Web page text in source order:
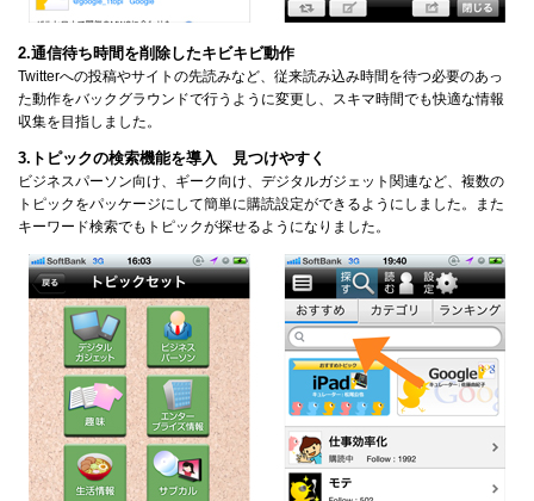
2.通信待ち時間を削除したキビキビ動作
Twitterへの投稿やサイトの先読みなど、従来読み込み時間を待つ必要のあっ
た動作をバックグラウンドで行うように変更し、スキマ時間でも快適な情報
収集を目指しました。
3.トピックの検索機能を導入 見つけやすく
ビジネスパーソン向け、ギーク向け、デジタルガジェット関連など、複数の
トピックをパッケージにして簡単に購読設定ができるようにしました。また
キーワード検索でもトピックが探せるようになりました。